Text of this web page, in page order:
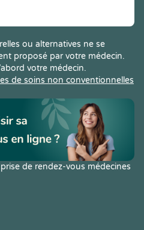
ou alternatives ne se
proposé par votre médecin.
votre médecin.
de soins non conventionnelles
de rendez-vous médecines